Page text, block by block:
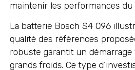
maintenir les performances du
La batterie Bosch S4 096
qualité des références
robuste garantit un démarrage
grands froids. Ce type